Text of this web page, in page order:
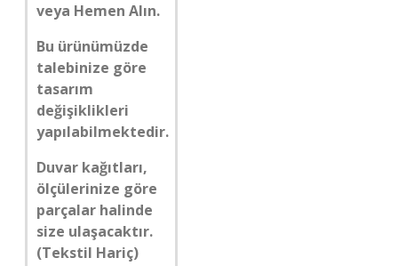
veya Hemen Alın.
Bu ürünümüzde
talebinize göre
tasarım
değişiklikleri
yapılabilmektedir.
Duvar kağıtları,
ölçülerinize göre
parçalar halinde
size ulaşacaktır.
(Tekstil Hariç)